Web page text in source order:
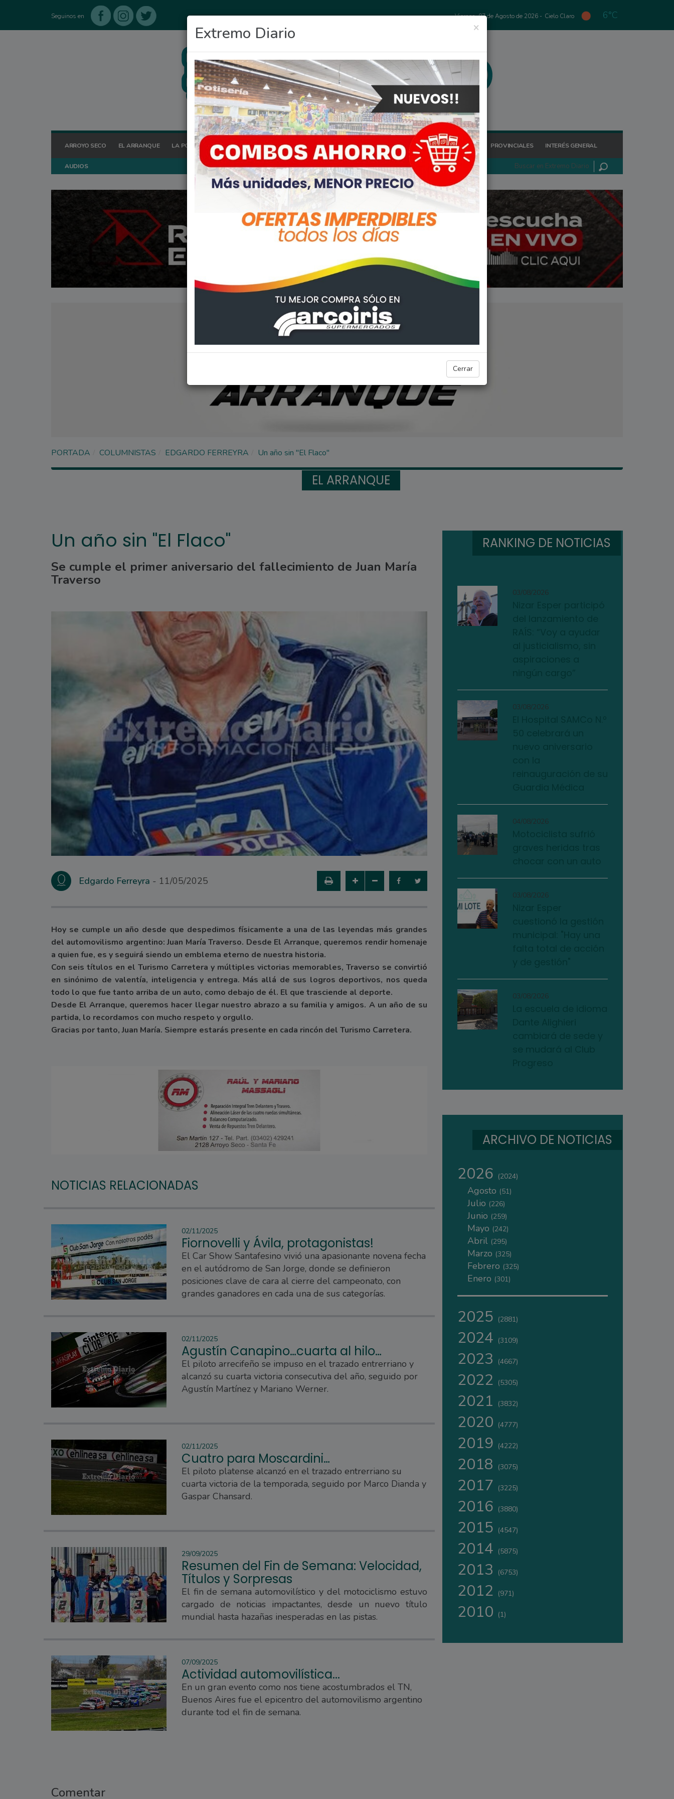
Seguinos en Viernes, 07 de Agosto de 2026 - Cielo Claro 6°C
ARROYO SECO EL ARRANQUE LA POSTA HOY OCIO DEPORTES FIGHIERA GENERAL LAGOS POLICIALES REGIONALES PROVINCIALES INTERÉS GENERAL
AUDIOS
×
Extremo Diario
Cerrar
PORTADA COLUMNISTAS EDGARDO FERREYRA Un año sin "El Flaco"
EL ARRANQUE
Un año sin "El Flaco"
Se cumple el primer aniversario del fallecimiento de Juan María
Traverso
Edgardo Ferreyra 11/05/2025
Hoy se cumple un año desde que despedimos físicamente a una de las leyendas más grandes
del automovilismo argentino: Juan María Traverso. Desde El Arranque, queremos rendir homenaje
a quien fue, es y seguirá siendo un emblema eterno de nuestra historia.
Con seis títulos en el Turismo Carretera y múltiples victorias memorables, Traverso se convirtió
en sinónimo de valentía, inteligencia y entrega. Más allá de sus logros deportivos, nos queda
todo lo que fue tanto arriba de un auto, como debajo de él. El que trasciende al deporte.
Desde El Arranque, queremos hacer llegar nuestro abrazo a su familia y amigos. A un año de su
partida, lo recordamos con mucho respeto y orgullo.
Gracias por tanto, Juan María. Siempre estarás presente en cada rincón del Turismo Carretera.
NOTICIAS RELACIONADAS
02/11/2025
Fiornovelli y Ávila, protagonistas!
El Car Show Santafesino vivió una apasionante novena fecha
en el autódromo de San Jorge, donde se definieron
posiciones clave de cara al cierre del campeonato, con
grandes ganadores en cada una de sus categorías.
02/11/2025
Agustín Canapino…cuarta al hilo…
El piloto arrecifeño se impuso en el trazado entrerriano y
alcanzó su cuarta victoria consecutiva del año, seguido por
Agustín Martínez y Mariano Werner.
02/11/2025
Cuatro para Moscardini…
El piloto platense alcanzó en el trazado entrerriano su
cuarta victoria de la temporada, seguido por Marco Dianda y
Gaspar Chansard.
29/09/2025
Resumen del Fin de Semana: Velocidad,
Títulos y Sorpresas
El fin de semana automovilístico y del motociclismo estuvo
cargado de noticias impactantes, desde un nuevo título
mundial hasta hazañas inesperadas en las pistas.
07/09/2025
Actividad automovilística...
En un gran evento como nos tiene acostumbrados el TN,
Buenos Aires fue el epicentro del automovilismo argentino
durante tod el fin de semana.
Comentar
RANKING DE NOTICIAS
03/08/2026
03/08/2026
04/08/2026
03/08/2026
03/08/2026
ARCHIVO DE NOTICIAS
2026 (2024)
Agosto (51)
Julio (226)
Junio (259)
Mayo (242)
Abril (295)
Marzo (325)
Febrero (325)
Enero (301)
2025 (2881)
2024 (3109)
2023 (4667)
2022 (5305)
2021 (3832)
2020 (4777)
2019 (4222)
2018 (3075)
2017 (3225)
2016 (3880)
2015 (4547)
2014 (5875)
2013 (6753)
2012 (971)
2010 (1)